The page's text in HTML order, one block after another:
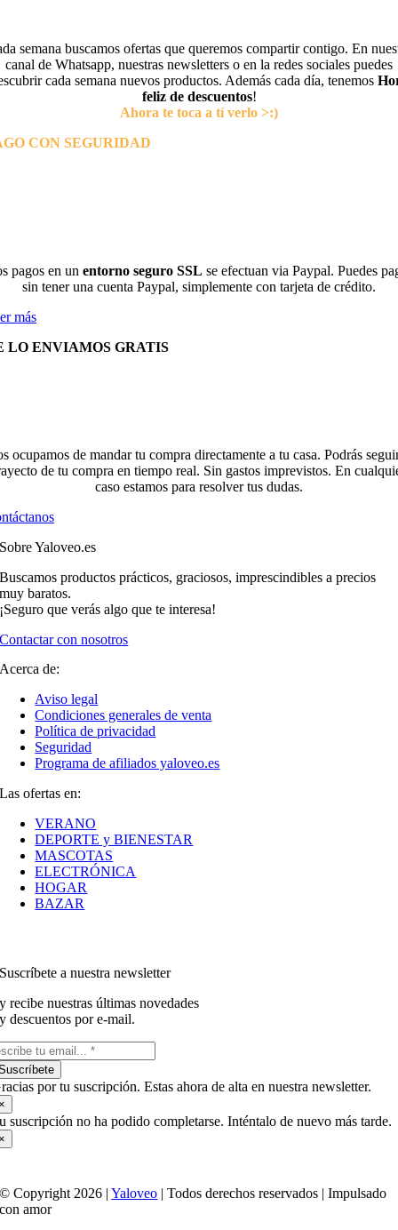
semana buscamos ofertas que queremos compartir contigo. En
canal de Whatsapp, nuestras newsletters o en la redes sociales puedes
cada semana nuevos productos. Además cada día, tenemos
feliz de descuentos!
Ahora te toca a tí verlo >:)
CON SEGURIDAD
pagos en un entorno seguro SSL se efectuan via Paypal. Puedes
sin tener una cuenta Paypal, simplemente con tarjeta de crédito.
más
LO ENVIAMOS GRATIS
ocupamos de mandar tu compra directamente a tu casa. Podrás
de tu compra en tiempo real. Sin gastos imprevistos. En
caso estamos para resolver tus dudas.
Sobre Yaloveo.es
Buscamos productos prácticos, graciosos, imprescindibles a precios
muy baratos.
¡Seguro que verás algo que te interesa!
Contactar con nosotros
Acerca de:
Aviso legal
Condiciones generales de venta
Política de privacidad
Seguridad
Programa de afiliados yaloveo.es
Las ofertas en:
VERANO
DEPORTE y BIENESTAR
MASCOTAS
ELECTRÓNICA
HOGAR
BAZAR
Suscríbete a nuestra newsletter
y recibe nuestras últimas novedades
y descuentos por e-mail.
por tu suscripción. Estas ahora de alta en nuestra newsletter.
suscripción no ha podido completarse. Inténtalo de nuevo más tarde.
© Copyright 2026 |Yaloveo | Todos derechos reservados | Impulsado
con amor